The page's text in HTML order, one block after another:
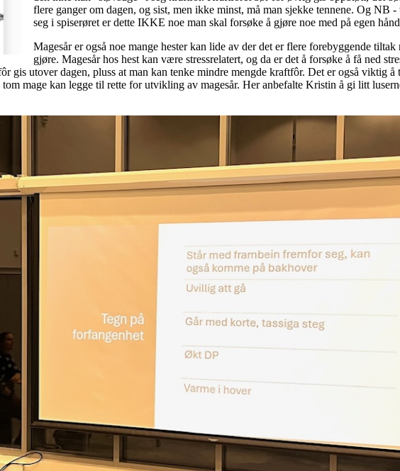
flere ganger om dagen, og sist, men ikke minst, må man sjekke tennene. Og NB -
seg i spiserøret er dette IKKE noe man skal forsøke å gjøre noe med på egen
Magesår er også noe mange hester kan lide av der det er flere forebyggende tiltak
gjøre. Magesår hos hest kan være stressrelatert, og da er det å forsøke å få ned
gis utover dagen, pluss at man kan tenke mindre mengde kraftfôr. Det er også viktig å
mage kan legge til rette for utvikling av magesår. Her anbefalte Kristin å gi litt